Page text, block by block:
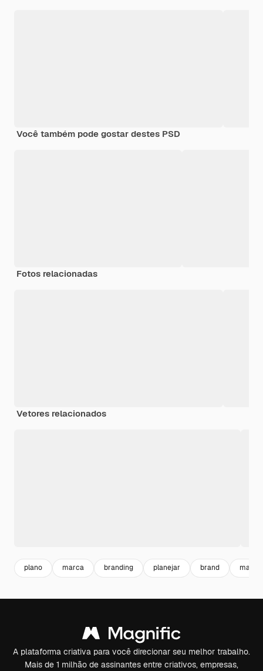
Você também pode gostar destes PSD
Fotos relacionadas
Vetores relacionados
plano marca branding planejar brand
A plataforma criativa para você direcionar seu melhor trabalho.
Mais de 1 milhão de assinantes entre criativos, empresas,